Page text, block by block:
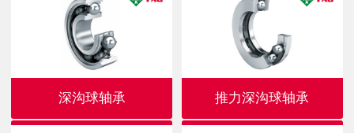
深沟球轴承 推力深沟球轴承